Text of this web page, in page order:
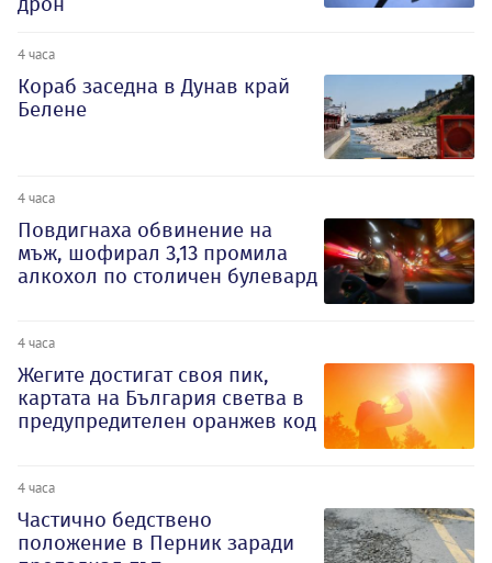
4 часа
Кораб заседна в Дунав край
Белене
4 часа
Повдигнаха обвинение на
мъж, шофирал 3,13 промила
алкохол по столичен булевард
4 часа
Жегите достигат своя пик,
картата на България светва в
предупредителен оранжев код
4 часа
Частично бедствено
положение в Перник заради